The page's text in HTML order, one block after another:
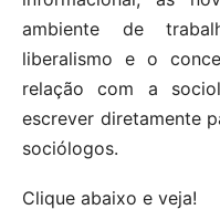
ambiente de
liberalismo e o
relação com a
escrever diretamente
sociólogos.
Clique abaixo e veja!